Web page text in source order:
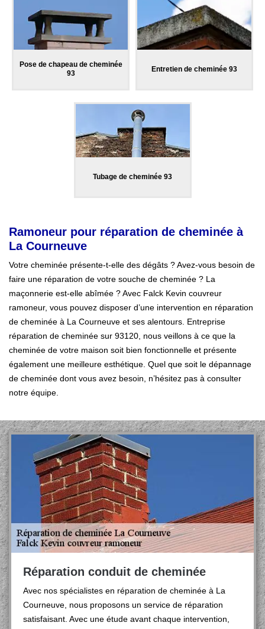
Pose de chapeau de cheminée
93
Entretien de cheminée 93
Tubage de cheminée 93
Ramoneur pour réparation de cheminée à
La Courneuve
Votre cheminée présente-t-elle des dégâts ? Avez-vous besoin de
faire une réparation de votre souche de cheminée ? La
maçonnerie est-elle abîmée ? Avec Falck Kevin couvreur
ramoneur, vous pouvez disposer d’une intervention en réparation
de cheminée à La Courneuve et ses alentours. Entreprise
réparation de cheminée sur 93120, nous veillons à ce que la
cheminée de votre maison soit bien fonctionnelle et présente
également une meilleure esthétique. Quel que soit le dépannage
de cheminée dont vous avez besoin, n’hésitez pas à consulter
notre équipe.
Réparation conduit de cheminée
Avec nos spécialistes en réparation de cheminée à La
Courneuve, nous proposons un service de réparation
satisfaisant. Avec une étude avant chaque intervention,